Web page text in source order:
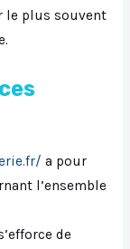
le plus souvent
a pour
l’ensemble
de